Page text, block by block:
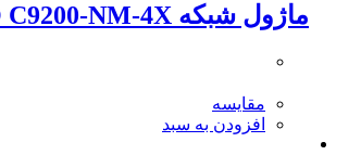
ماژول شبکه CISCO C9200-NM-4X
مقایسه
افزودن به سبد